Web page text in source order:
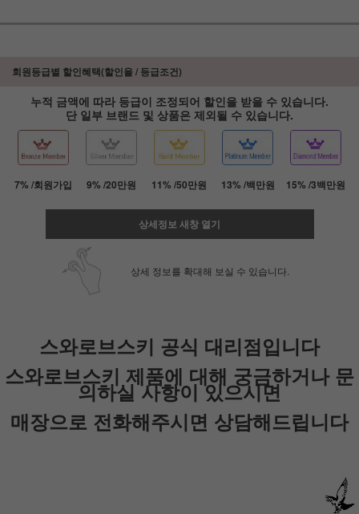
페이코 ID로 페
회원등급별 할인혜택(할인율 / 등급조건)
누적 금액에 따라 등급이 조정되어 할인을 받을 수 있습니다.
단 일부 브랜드 및 상품은 제외될 수 있습니다.
7% /회원가입 9% /20만원 11% /50만원 13% /백만원 15% /3백만원
상세정보 새창 열기
상세 정보를 확대해 보실 수 있습니다.
스와로브스키 공식 대리점입니다
스와로브스키 제품에 대해 궁금하거나 문
의하실 사항이 있으시면
매장으로 전화해주시면 상담해드립니다